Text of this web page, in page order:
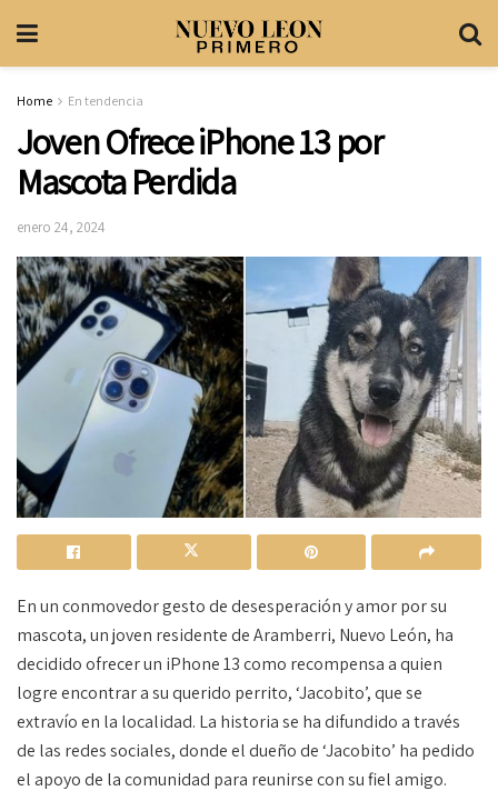
Home En tendencia
Joven Ofrece iPhone 13 por
Mascota Perdida
enero 24, 2024
En un conmovedor gesto de desesperación y amor por su
mascota, un joven residente de Aramberri, Nuevo León, ha
decidido ofrecer un iPhone 13 como recompensa a quien
logre encontrar a su querido perrito, ‘Jacobito’, que se
extravío en la localidad. La historia se ha difundido a través
de las redes sociales, donde el dueño de ‘Jacobito’ ha pedido
el apoyo de la comunidad para reunirse con su fiel amigo.